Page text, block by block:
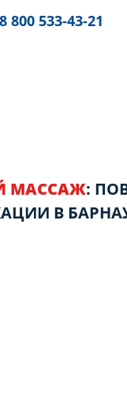
МАССАЖ:
В
8 800 533-43-21